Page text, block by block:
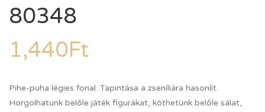
80348
1,440Ft
Pihe-puha légies fonal. Tapintása a zseníliára hasonlít.
Horgolhatunk belőle játék figurákat, köthetünk belőle sálat,